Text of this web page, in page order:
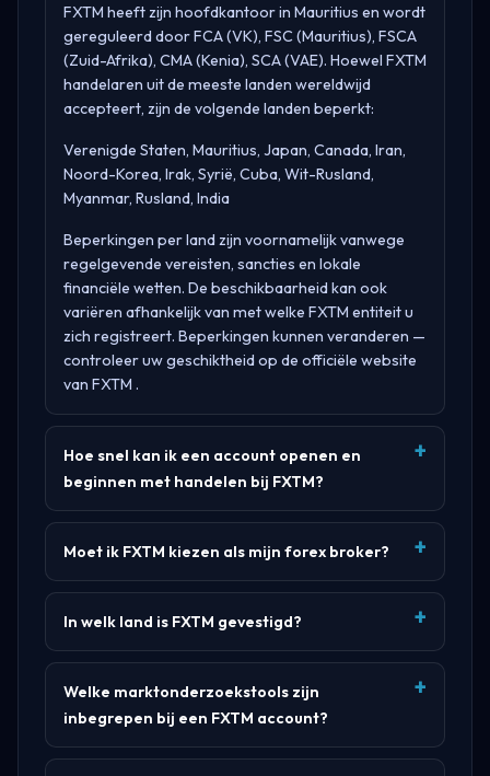
FXTM heeft zijn hoofdkantoor in Mauritius en wordt
gereguleerd doorFCA (VK), FSC (Mauritius), FSCA
(Zuid-Afrika), CMA (Kenia), SCA (VAE). Hoewel FXTM
handelaren uit de meeste landen wereldwijd
accepteert, zijn de volgende landen beperkt:
Verenigde Staten, Mauritius, Japan, Canada, Iran,
Noord-Korea, Irak, Syrië, Cuba, Wit-Rusland,
Myanmar, Rusland, India
Beperkingen per land zijn voornamelijk vanwege
regelgevende vereisten, sancties en lokale
financiële wetten. De beschikbaarheid kan ook
variëren afhankelijk van met welke FXTM entiteit u
zich registreert. Beperkingen kunnen veranderen —
controleer uw geschiktheid op de officiële website
van FXTM .
Hoe snel kan ik een account openen en
beginnen met handelen bij FXTM?
Moet ik FXTM kiezen als mijn forex broker?
In welk land is FXTM gevestigd?
Welke marktonderzoekstools zijn
inbegrepen bij een FXTM account?